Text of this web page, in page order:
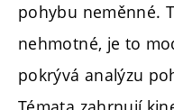
pohybu neměnné.
nehmotné, je to
pokrývá analýzu